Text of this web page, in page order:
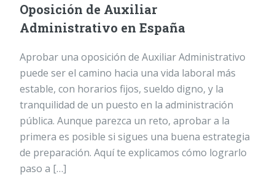
Oposición de Auxiliar
Administrativo en España
Aprobar una oposición de Auxiliar Administrativo
puede ser el camino hacia una vida laboral más
estable, con horarios fijos, sueldo digno, y la
tranquilidad de un puesto en la administración
pública. Aunque parezca un reto, aprobar a la
primera es posible si sigues una buena estrategia
de preparación. Aquí te explicamos cómo lograrlo
paso a […]